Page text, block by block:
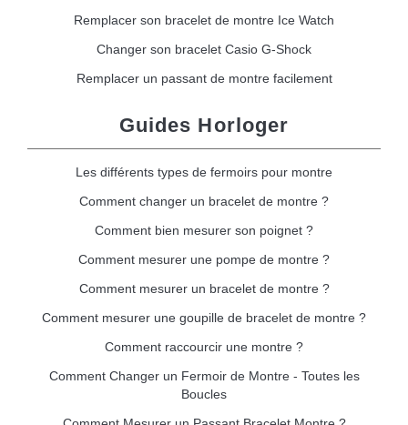
Remplacer son bracelet de montre Ice Watch
Changer son bracelet Casio G-Shock
Remplacer un passant de montre facilement
Guides Horloger
Les différents types de fermoirs pour montre
Comment changer un bracelet de montre ?
Comment bien mesurer son poignet ?
Comment mesurer une pompe de montre ?
Comment mesurer un bracelet de montre ?
Comment mesurer une goupille de bracelet de montre ?
Comment raccourcir une montre ?
Comment Changer un Fermoir de Montre - Toutes les
Boucles